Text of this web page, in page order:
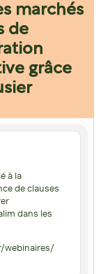
marchés
de
grâce
à la
de clauses
dans les
webinaires/